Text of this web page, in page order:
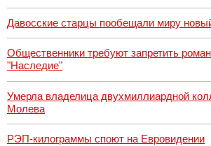
Давосские старцы пообещали миру
Общественники требуют запретить
"Наследие"
Умерла владелица двухмиллиардной
Молева
РЭП-килограммы споют на Евровидении